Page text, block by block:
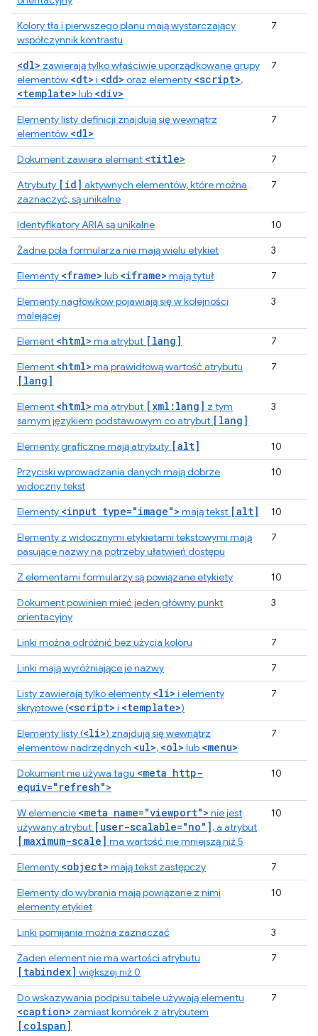
Kolory tła i pierwszego planu mają wystarczający
współczynnik kontrastu
7
<dl> zawierają tylko właściwie uporządkowane grupy
elementów <dt> i <dd> oraz elementy <script>,
<template> lub <div>
7
Elementy listy definicji znajdują się wewnątrz
elementów <dl>
7
Dokument zawiera element <title>
7
Atrybuty [id] aktywnych elementów, które można
zaznaczyć, są unikalne
7
Identyfikatory ARIA są unikalne
10
Żadne pola formularza nie mają wielu etykiet
3
Elementy <frame> lub <iframe> mają tytuł
7
Elementy nagłówków pojawiają się w kolejności
malejącej
3
Element <html> ma atrybut [lang]
7
Element <html> ma prawidłową wartość atrybutu
[lang]
7
Element <html> ma atrybut [xml:lang] z tym
samym językiem podstawowym co atrybut [lang]
3
Elementy graficzne mają atrybuty [alt]
10
Przyciski wprowadzania danych mają dobrze
widoczny tekst
10
Elementy <input type="image"> mają tekst [alt]
10
Elementy z widocznymi etykietami tekstowymi mają
pasujące nazwy na potrzeby ułatwień dostępu
7
Z elementami formularzy są powiązane etykiety
10
Dokument powinien mieć jeden główny punkt
orientacyjny
3
Linki można odróżnić bez użycia koloru
7
Linki mają wyróżniające je nazwy
7
Listy zawierają tylko elementy <li> i elementy
skryptowe (<script> i <template>)
7
Elementy listy (<li>) znajdują się wewnątrz
elementów nadrzędnych <ul>, <ol> lub <menu>
7
Dokument nie używa tagu <meta http-
equiv="refresh">
10
W elemencie <meta name="viewport"> nie jest
używany atrybut [user-scalable="no"], a atrybut
[maximum-scale] ma wartość nie mniejszą niż 5
10
Elementy <object> mają tekst zastępczy
7
Elementy do wybrania mają powiązane z nimi
elementy etykiet
10
Linki pomijania można zaznaczać
3
Żaden element nie ma wartości atrybutu
[tabindex] większej niż 0
7
Do wskazywania podpisu tabele używają elementu
<caption> zamiast komórek z atrybutem
[colspan]
7